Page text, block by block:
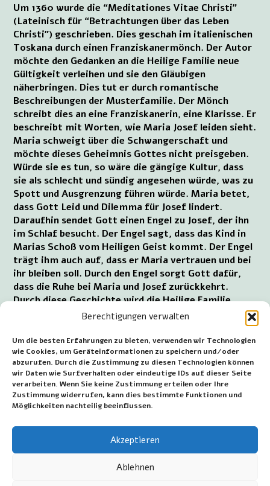
Berechtigungen verwalten
Um die besten Erfahrungen zu bieten, verwenden wir Technologien
wie Cookies, um Geräteinformationen zu speichern und/oder
abzurufen. Durch die Zustimmung zu diesen Technologien können
wir Daten wie Surfverhalten oder eindeutige IDs auf dieser Seite
verarbeiten. Wenn Sie keine Zustimmung erteilen oder Ihre
Zustimmung widerrufen, kann dies bestimmte Funktionen und
Möglichkeiten nachteilig beeinflussen.
Akzeptieren
Ablehnen
Um 1360 wurde die “Meditationes Vitae Christi”
(Lateinisch für “Betrachtungen über das Leben
Christi”) geschrieben. Dies geschah im italienischen
Toskana durch einen Franziskanermönch. Der Autor
möchte den Gedanken an die Heilige Familie neue
Gültigkeit verleihen und sie den Gläubigen
näherbringen. Dies tut er durch romantische
Beschreibungen der Musterfamilie. Der Mönch
schreibt dies an eine Franziskanerin, eine Klarisse. Er
beschreibt mit Worten, wie Maria Josef leiden sieht.
Maria schweigt über die Schwangerschaft und
möchte dieses Geheimnis Gottes nicht preisgeben.
Würde sie es tun, so wäre die gängige Kultur, dass
sie als schlecht und sündig angesehen würde, was zu
Spott und Ausgrenzung führen würde. Maria betet,
dass Gott Leid und Dilemma für Josef lindert.
Daraufhin sendet Gott einen Engel zu Josef, der ihn
im Schlaf besucht. Der Engel sagt, dass das Kind in
Marias Schoß vom Heiligen Geist kommt. Der Engel
trägt ihm auch auf, dass er Maria vertrauen und bei
ihr bleiben soll. Durch den Engel sorgt Gott dafür,
dass die Ruhe bei Maria und Josef zurückkehrt.
Durch diese Geschichte wird die Heilige Familie
andächtig dargestellt. Der schreibende Mönch hält
dies für notwendig, da im Neuen Testament wenig
über diese Phase im Leben der schwangeren Maria
und des Ziehvaters Josef steht.
Der tugendhafte, aufrichtige und liebevolle Umgang
miteinander ist das Vorbild für Familien. Die Heilige
Familie dient als Modell für die Familie als Eckpfeiler
eine bürgerliche Moral.
Ersterscheinungsdatum: 10. Januar 2025